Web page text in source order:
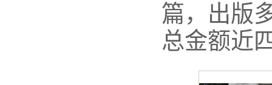
篇，出版
总金额近